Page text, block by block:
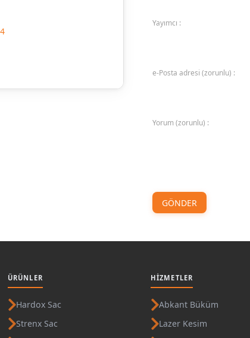
Yayımcı :
e-Posta adresi (zorunlu) :
Yorum (zorunlu) :
GÖNDER
ÜRÜNLER
Hardox Sac
Strenx Sac
HIZMETLER
Abkant Büküm
Lazer Kesim